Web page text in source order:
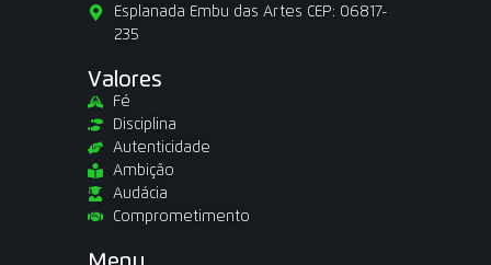
Esplanada Embu das Artes CEP: 06817-
235
Fé
Disciplina
Autenticidade
Ambição
Audácia
Comprometimento
Valores